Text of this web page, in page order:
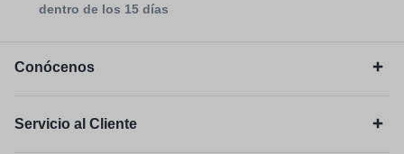
dentro de los 15 días
Conócenos
Servicio al Cliente